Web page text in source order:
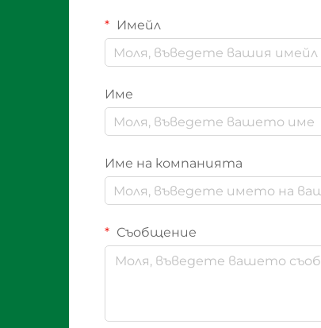
Имейл
Име
Име на компанията
Съобщение